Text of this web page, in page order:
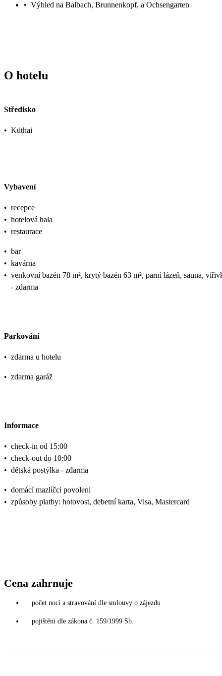
• Výhled na Balbach, Brunnenkopf, a Ochsengarten
O hotelu
Středisko
• Küthai
Vybavení
• recepce
• hotelová hala
• restaurace
• bar
• kavárna
• venkovní bazén 78 m², krytý bazén 63 m², parní lázeň, sauna,
- zdarma
Parkování
• zdarma u hotelu
• zdarma garáž
Informace
• check-in od 15:00
• check-out do 10:00
• dětská postýlka - zdarma
• domácí mazlíčci povoleni
• způsoby platby: hotovost, debetní karta, Visa, Mastercard
Cena zahrnuje
počet nocí a stravování dle smlouvy o zájezdu
pojištění dle zákona č. 159/1999 Sb.